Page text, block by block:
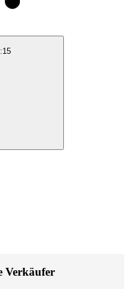
15
Verkäufer